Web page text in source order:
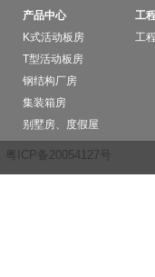
产品中心
K式活动板房
T型活动板房
钢结构厂房
集装箱房
别墅房、度假屋
工
工
粤ICP备20054127号